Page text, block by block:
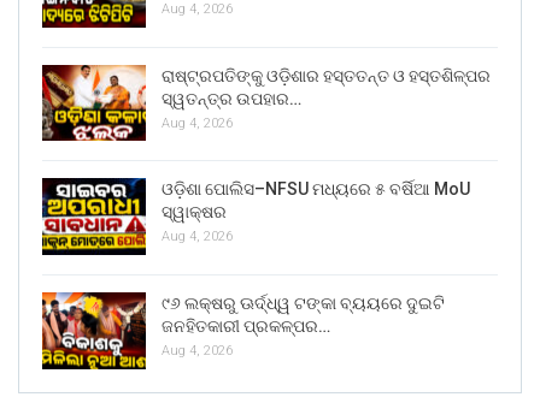
Aug 4, 2026
ରାଷ୍ଟ୍ରପତିଙ୍କୁ ଓଡ଼ିଶାର ହସ୍ତତନ୍ତ ଓ ହସ୍ତଶିଳ୍ପର
ସ୍ୱତନ୍ତ୍ର ଉପହାର…
Aug 4, 2026
ଓଡ଼ିଶା ପୋଲିସ–NFSU ମଧ୍ୟରେ ୫ ବର୍ଷିଆ MoU
ସ୍ୱାକ୍ଷର
Aug 4, 2026
୯୬ ଲକ୍ଷରୁ ଊର୍ଦ୍ଧ୍ୱ ଟଙ୍କା ବ୍ୟୟରେ ଦୁଇଟି
ଜନହିତକାରୀ ପ୍ରକଳ୍ପର…
Aug 4, 2026